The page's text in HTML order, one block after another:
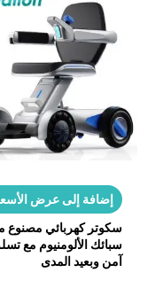
إضافة إلى عرض الأسعار
سكوتر كهربائي مصنوع من
سبائك الألومنيوم مع تسلق
آمن وبعيد المدى